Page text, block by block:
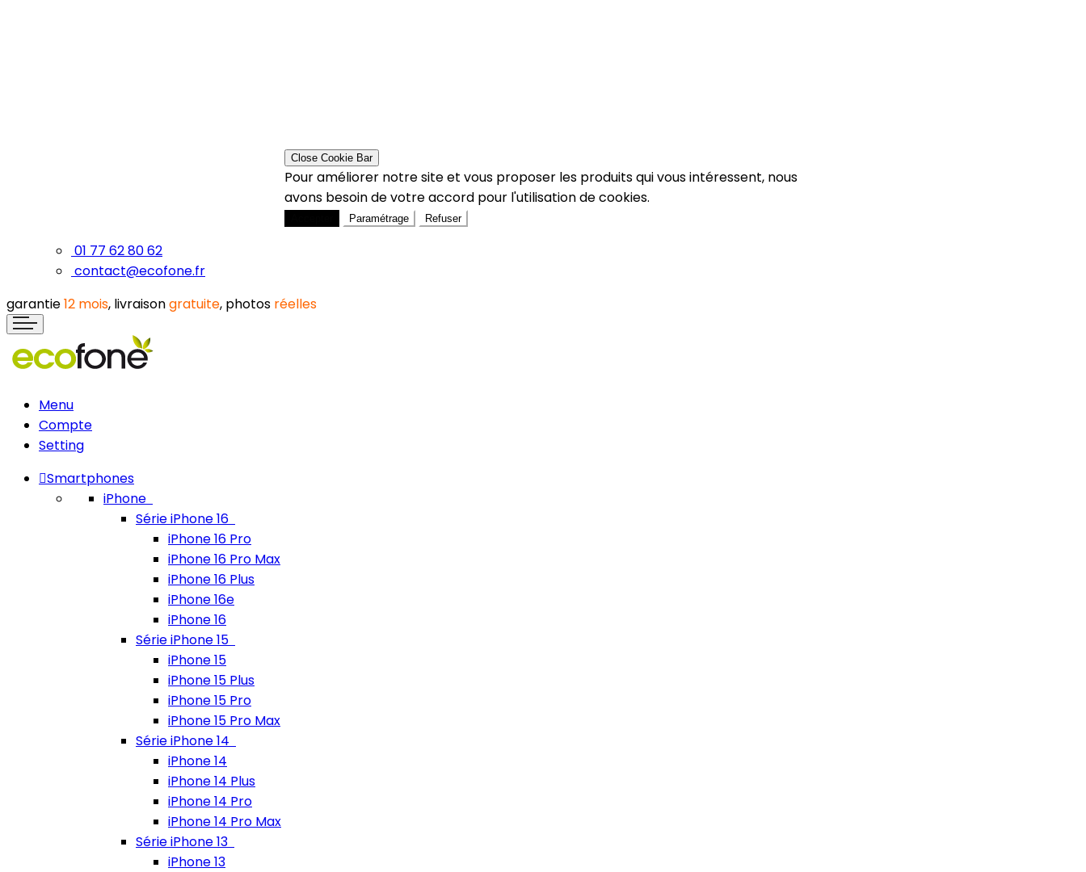
Close Cookie Bar
Pour améliorer notre site et vous proposer les produits qui vous intéressent, nous
avons besoin de votre accord pour l'utilisation de cookies.
Paramétrage Refuser
01 77 62 80 62
contact@ecofone.fr
garantie12 mois, livraisongratuite, photos réelles
Menu
Compte
Setting
Smartphones
iPhone
Série iPhone 16
iPhone 16 Pro
iPhone 16 Pro Max
iPhone 16 Plus
iPhone 16e
iPhone 16
Série iPhone 15
iPhone 15
iPhone 15 Plus
iPhone 15 Pro
iPhone 15 Pro Max
Série iPhone 14
iPhone 14
iPhone 14 Plus
iPhone 14 Pro
iPhone 14 Pro Max
Série iPhone 13
iPhone 13